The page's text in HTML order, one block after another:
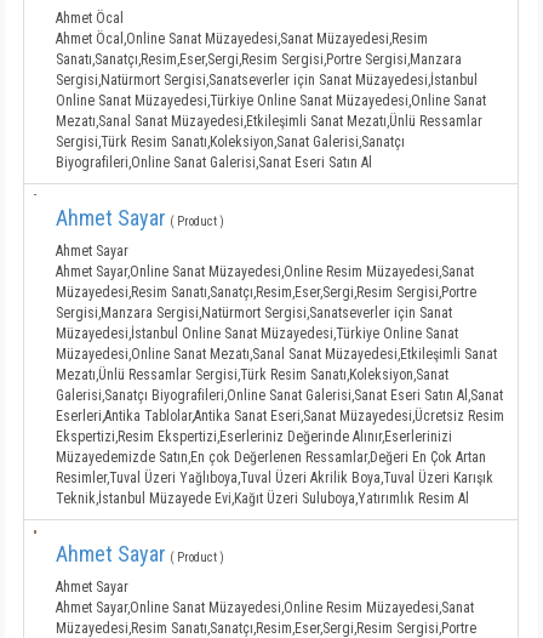
Ahmet Öcal
Ahmet Öcal,Online Sanat Müzayedesi,Sanat Müzayedesi,Resim
Sanatı,Sanatçı,Resim,Eser,Sergi,Resim Sergisi,Portre Sergisi,Manzara
Sergisi,Natürmort Sergisi,Sanatseverler için Sanat Müzayedesi,İstanbul
Online Sanat Müzayedesi,Türkiye Online Sanat Müzayedesi,Online Sanat
Mezatı,Sanal Sanat Müzayedesi,Etkileşimli Sanat Mezatı,Ünlü Ressamlar
Sergisi,Türk Resim Sanatı,Koleksiyon,Sanat Galerisi,Sanatçı
Biyografileri,Online Sanat Galerisi,Sanat Eseri Satın Al
Ahmet Sayar ( Product )
Ahmet Sayar
Ahmet Sayar,Online Sanat Müzayedesi,Online Resim Müzayedesi,Sanat
Müzayedesi,Resim Sanatı,Sanatçı,Resim,Eser,Sergi,Resim Sergisi,Portre
Sergisi,Manzara Sergisi,Natürmort Sergisi,Sanatseverler için Sanat
Müzayedesi,İstanbul Online Sanat Müzayedesi,Türkiye Online Sanat
Müzayedesi,Online Sanat Mezatı,Sanal Sanat Müzayedesi,Etkileşimli Sanat
Mezatı,Ünlü Ressamlar Sergisi,Türk Resim Sanatı,Koleksiyon,Sanat
Galerisi,Sanatçı Biyografileri,Online Sanat Galerisi,Sanat Eseri Satın Al,Sanat
Eserleri,Antika Tablolar,Antika Sanat Eseri,Sanat Müzayedesi,Ücretsiz Resim
Ekspertizi,Resim Ekspertizi,Eserleriniz Değerinde Alınır,Eserlerinizi
Müzayedemizde Satın,En çok Değerlenen Ressamlar,Değeri En Çok Artan
Resimler,Tuval Üzeri Yağlıboya,Tuval Üzeri Akrilik Boya,Tuval Üzeri Karışık
Teknik,İstanbul Müzayede Evi,Kağıt Üzeri Suluboya,Yatırımlık Resim Al
Ahmet Sayar ( Product )
Ahmet Sayar
Ahmet Sayar,Online Sanat Müzayedesi,Online Resim Müzayedesi,Sanat
Müzayedesi,Resim Sanatı,Sanatçı,Resim,Eser,Sergi,Resim Sergisi,Portre